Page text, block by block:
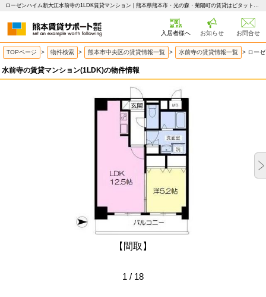
ローゼンハイム新大江水前寺の1LDK賃貸マンション | 熊本県熊本市・光の森・菊陽町の賃貸はピタットハウス 熊本賃貸サポート
入居者様へ お知らせ お問合せ
TOPページ > 物件検索 > 熊本市中央区の賃貸情報一覧 > 水前寺の賃貸情報一覧 > ロー
水前寺の賃貸マンション(1LDK)の物件情報
【間取】
1 / 18